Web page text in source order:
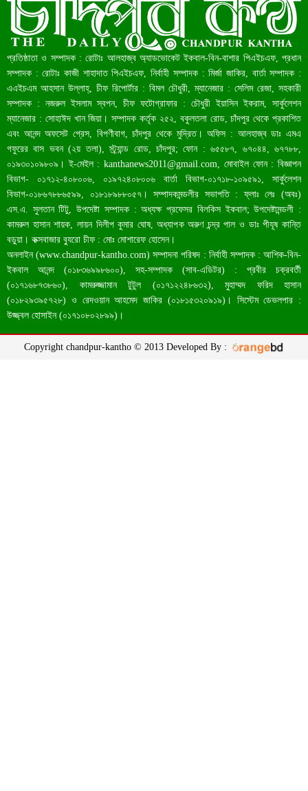
রেকর্ড ৪৫.৪৬ বিলিয়ন ডলারের রিজার্ভ
বাংলাদেশ আজ মধ্যম আয়ের দেশে উন্নীত হওয়ার পথে
চাঁদপুরে একদিনে ১৪ জনের করোনা শনাক্ত
প্রতিষ্ঠাতা ও সম্পাদক : রোটাঃ আলহাজ্ব অ্যাডভোকেট ইকবাল-বিন-বাশার পিএইচএফ, প্রধান
সম্পাদক : রোটাঃ কাজী শাহাদাত পিএইচএফ, নির্বাহী সম্পাদক : মির্জা জাকির, বার্তা সম্পাদক :
এএইচএম আহসান উল্লাহ্, চীফ রিপোর্টার : বিমল চৌধুরী, ম্যানেজার : সেলিম রেজা, সহকারী
সম্পাদক : নজরুল ইসলাম স্বপন, চীফ ফটোগ্রাফার : চৌধুরী ইয়াসিন ইকরাম, সার্কুলেশন
ম্যানেজার : সোহাঈদ খান জিয়া। সম্পাদক কর্তৃক ২৫২, বকুলতলা রোড, চাঁদপুর থেকে প্রকাশিত
এবং আনন্দ অফসেট প্রেস, বিপণীবাগ, চাঁদপুর থেকে মুদ্রিত। অফিস : আলহাজ্ব ডাঃ এমএ
গফুরের বাস ভবন (২য় তলা), স্ট্র্যান্ড রোড, চাঁদপুর; ফোন : ৬৫৫৮৭, ৬৭০৪৪, ৬৭৭৮৮,
০১৯৩০১০৯৮০৯। ই-মেইল :kanthanews2011@gmail.com , মোবাইল ফোন : বিজ্ঞাপন
বিভাগ- ০১৭১২-৪০৮০০৬, ০১৯৭২৪০৮০০৬ বার্তা বিভাগ-০১৭১৮-১০৯৫৯১, সার্কুলেশন
বিভাগ-০১৮৬৭৮৮৬৫৯৯, ০১৮১৮৯৮৮০৫৭। সম্পাদকমন্ডলীর সভাপতি : ফ্লাঃ লেঃ (অবঃ)
এস.এ. সুলতান টিটু, উপদেষ্টা সম্পাদক : অধ্যক্ষ প্রফেসর বিলকিস ইকবাল; উপদেষ্টামন্ডলী :
কামরুল হাসান শায়ক, লায়ন দিলীপ কুমার ঘোষ, অধ্যাপক অরুণ চন্দ্র পাল ও ডাঃ পীযূষ কান্তি
বড়ুয়া। কক্সবাজার ব্যুরো চীফ : মোঃ মোশারেফ হোসেন।
অনলাইন (www.chandpur-kantho.com) সম্পাদনা পরিষদ : নির্বাহী সম্পাদক : আশিক-বিন-
ইকবাল আনন্দ (০১৮৩৬৯৯৮৬০০), সহ-সম্পাদক (সাব-এডিটর) : প্রবীর চক্রবর্তী
(০১৭১৬৮৭৩৮৬০), কামরুজ্জামান টুটুল (০১৭১২২৪৮৬৩২), মুহাম্মদ ফরিদ হাসান
(০১৮২৯৩৯৫৭২৮) ও রেদওয়ান আহমেদ জাকির (০১৮১৫৩২০৯১৯)। সিস্টেম ডেভলপার :
উজ্জ্বল হোসাইন (০১৭১০৮০২৮৯৯)।
Copyright chandpur-kantho © 2013 Developed By :